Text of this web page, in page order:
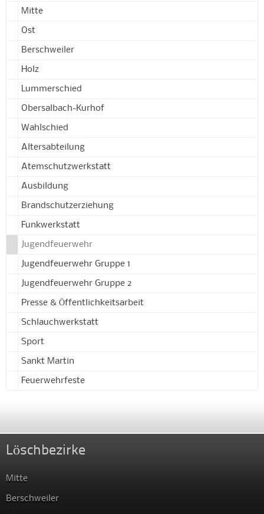
Mitte
Ost
Berschweiler
Holz
Lummerschied
Obersalbach-Kurhof
Wahlschied
Altersabteilung
Atemschutzwerkstatt
Ausbildung
Brandschutzerziehung
Funkwerkstatt
Jugendfeuerwehr
Jugendfeuerwehr Gruppe 1
Jugendfeuerwehr Gruppe 2
Presse & Öffentlichkeitsarbeit
Schlauchwerkstatt
Sport
Sankt Martin
Feuerwehrfeste
Löschbezirke
Mitte
Berschweiler